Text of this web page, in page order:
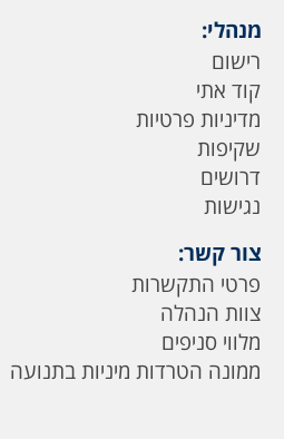
מנהלי:
רישום
קוד אתי
מדיניות פרטיות
שקיפות
דרושים
נגישות
צור קשר:
פרטי התקשרות
צוות הנהלה
מלווי סניפים
ממונה הטרדות מיניות בתנועה